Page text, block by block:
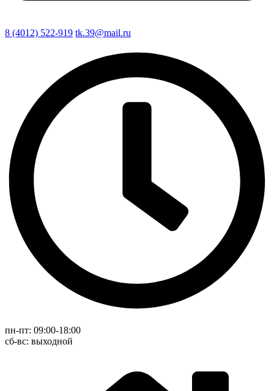
8 (4012) 522-919 tk.39@mail.ru
пн-пт: 09:00-18:00
cб-вс: выходной